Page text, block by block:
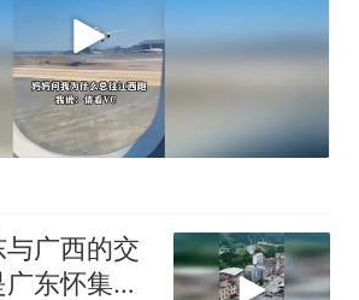
广西的交
东怀集的